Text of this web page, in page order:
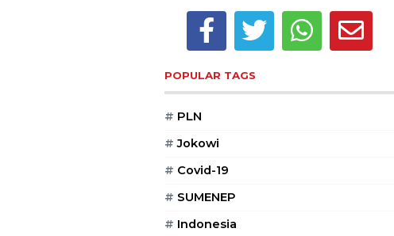
POPULAR TAGS
# PLN
# Jokowi
# Covid-19
# SUMENEP
# Indonesia